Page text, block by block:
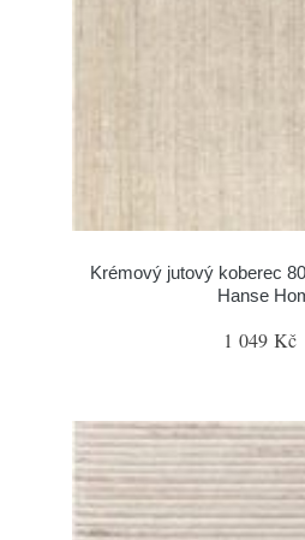
Krémový jutový koberec
Hanse
1 049 Kč